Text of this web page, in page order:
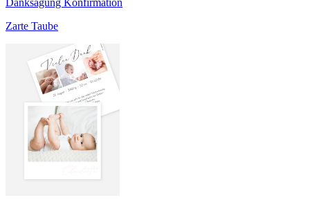
Danksagung Konfirmation
Zarte Taube